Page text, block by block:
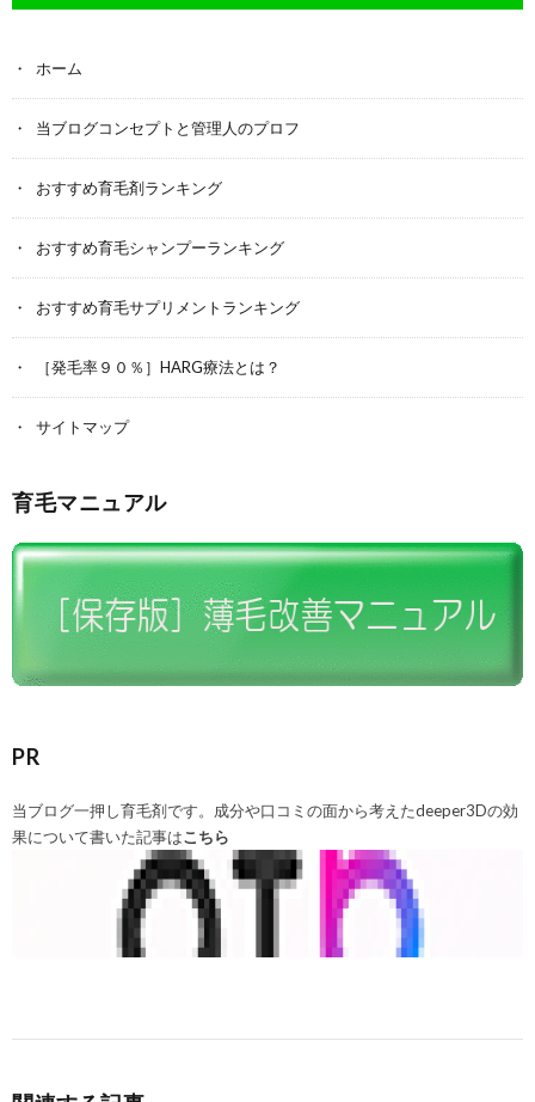
ホーム
当ブログコンセプトと管理人のプロフ
おすすめ育毛剤ランキング
おすすめ育毛シャンプーランキング
おすすめ育毛サプリメントランキング
［発毛率９０％］HARG療法とは？
サイトマップ
育毛マニュアル
PR
当ブログ一押し育毛剤です。成分や口コミの面から考えたdeeper3Dの効
果について書いた記事はこちら